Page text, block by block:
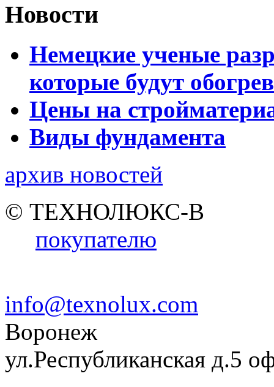
Новости
Немецкие ученые
которые будут
Цены на
Виды фундамента
архив новостей
© ТЕХНОЛЮКС-В
покупателю
info@texnolux.com
Воронеж
ул.Республиканская д.5